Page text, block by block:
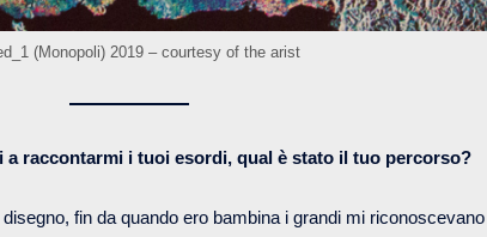
(Monopoli) 2019 – courtesy of the arist
a raccontarmi i tuoi esordi, qual è stato il tuo percorso?
fin da quando ero bambina i grandi mi